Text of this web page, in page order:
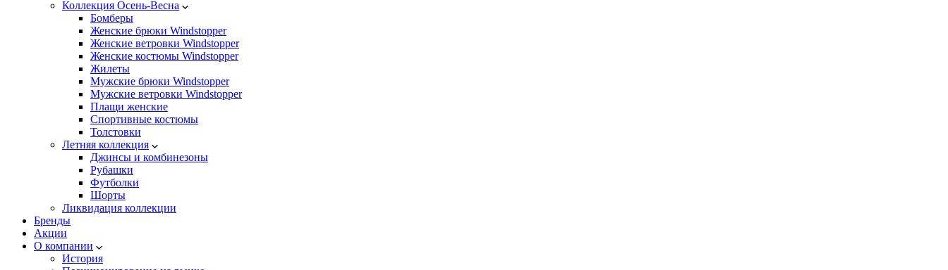
Коллекция Осень-Весна
Бомберы
Женские брюки Windstopper
Женские ветровки Windstopper
Женские костюмы Windstopper
Жилеты
Мужские брюки Windstopper
Мужские ветровки Windstopper
Плащи женские
Спортивные костюмы
Толстовки
Летняя коллекция
Джинсы и комбинезоны
Рубашки
Футболки
Шорты
Ликвидация коллекции
Бренды
Акции
О компании
История